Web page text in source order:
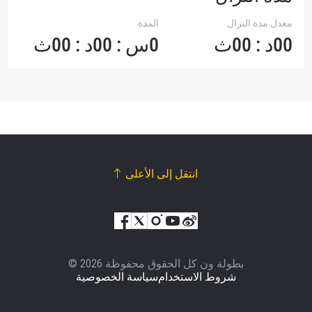
معدل مدة النزال
00د : 00ث
المدة
0س : 00د : 00ث
انتقل إلى الأعلى
© بطولة ون كل الحقوق محفوظة 2026
سياسة الخصوصيةشروط الاستخدام